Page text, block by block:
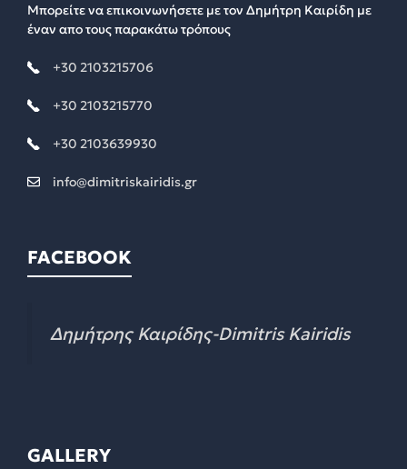
Μπορείτε να επικοινωνήσετε με τον Δημήτρη Καιρίδη με
έναν απο τους παρακάτω τρόπους
+30 2103215706
+30 2103215770
+30 2103639930
info@dimitriskairidis.gr
FACEBOOK
Δημήτρης Καιρίδης-Dimitris Kairidis
GALLERY